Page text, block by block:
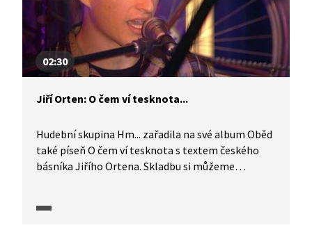
02:30
Jiří Orten: O čem ví tesknota...
Hudební skupina Hm... zařadila na své album Oběd
také píseň O čem ví tesknota s textem českého
básníka Jiřího Ortena. Skladbu si můžeme